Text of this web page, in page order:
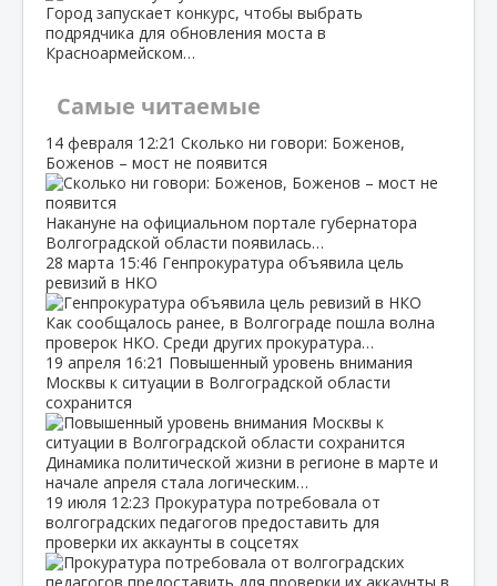
Город запускает конкурс, чтобы выбрать
подрядчика для обновления моста в
Красноармейском…
Самые читаемые
14 февраля 12:21 Сколько ни говори: Боженов,
Боженов – мост не появится
Накануне на официальном портале губернатора
Волгоградской области появилась…
28 марта 15:46 Генпрокуратура объявила цель
ревизий в НКО
Как сообщалось ранее, в Волгограде пошла волна
проверок НКО. Среди других прокуратура…
19 апреля 16:21 Повышенный уровень внимания
Москвы к ситуации в Волгоградской области
сохранится
Динамика политической жизни в регионе в марте и
начале апреля стала логическим…
19 июля 12:23 Прокуратура потребовала от
волгоградских педагогов предоставить для
проверки их аккаунты в соцсетях